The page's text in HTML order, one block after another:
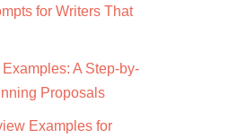
for Writers That
A Step-by-
Proposals
Examples for